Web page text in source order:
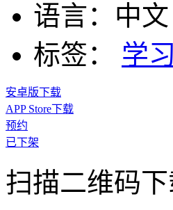
语言： 中文
标签：
学习
安卓版下载
APP Store下载
预约
已下架
扫描二维码